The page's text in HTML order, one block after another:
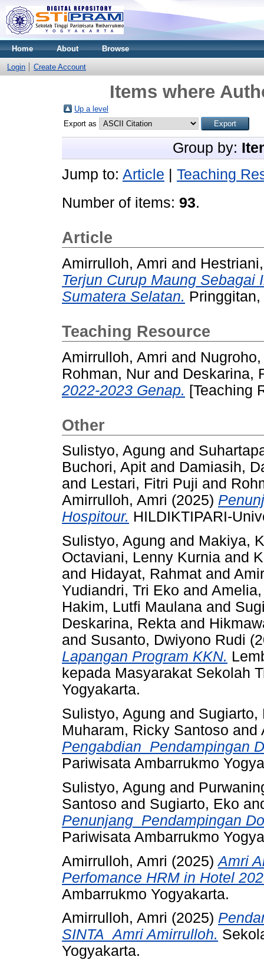
Home About Browse
Login Create Account
Items where
Up a level
Export as
Group by:
Jump to: Article
Teaching
Number of items: 93.
Article
Amirrulloh, Amri and
Terjun Curup Maung
Sumatera Selatan.
Teaching Resource
Amirrulloh, Amri and
Rohman, Nur and Deskarina,
2022-2023 Genap. [Teaching
Other
Sulistyo, Agung and
Buchori, Apit and Damiasih,
and Lestari, Fitri Puji and
Amirrulloh, Amri (2025)
Hospitour. HILDIKTIPARI-
Sulistyo, Agung and Makiya,
Octaviani, Lenny Kurnia and
and Hidayat, Rahmat and
Yudiandri, Tri Eko and
Hakim, Lutfi Maulana and
Deskarina, Rekta and
and Susanto, Dwiyono Rudi
Lapangan Program KKN.
kepada Masyarakat Sekolah
Yogyakarta.
Sulistyo, Agung and Sugiarto,
Muharam, Ricky Santoso and
Pengabdian_Pendampingan
Pariwisata Ambarrukmo
Sulistyo, Agung and
Santoso and Sugiarto, Eko
Penunjang_Pendampingan
Pariwisata Ambarrukmo
Amirrulloh, Amri (2025)Amri
Perfomance HRM in Hotel
Ambarrukmo Yogyakarta.
Amirrulloh, Amri (2025)
SINTA_Amri Amirrulloh.
Yogyakarta.